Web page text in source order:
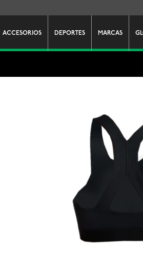
ACCESORIOS DEPORTES MARCAS